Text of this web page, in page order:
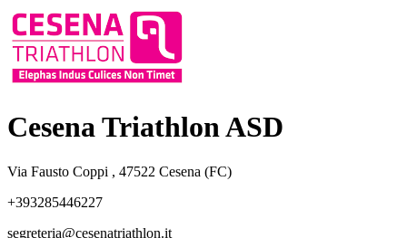
Cesena Triathlon ASD
Via Fausto Coppi , 47522 Cesena (FC)
+393285446227
segreteria@cesenatriathlon.it